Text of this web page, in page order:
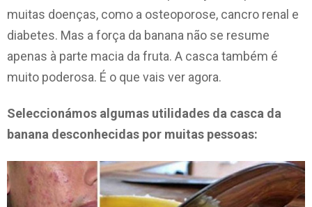
muitas doenças, como a osteoporose, cancro renal e
diabetes. Mas a força da banana não se resume
apenas à parte macia da fruta. A casca também é
muito poderosa. É o que vais ver agora.
Seleccionámos algumas utilidades da casca da
banana desconhecidas por muitas pessoas: